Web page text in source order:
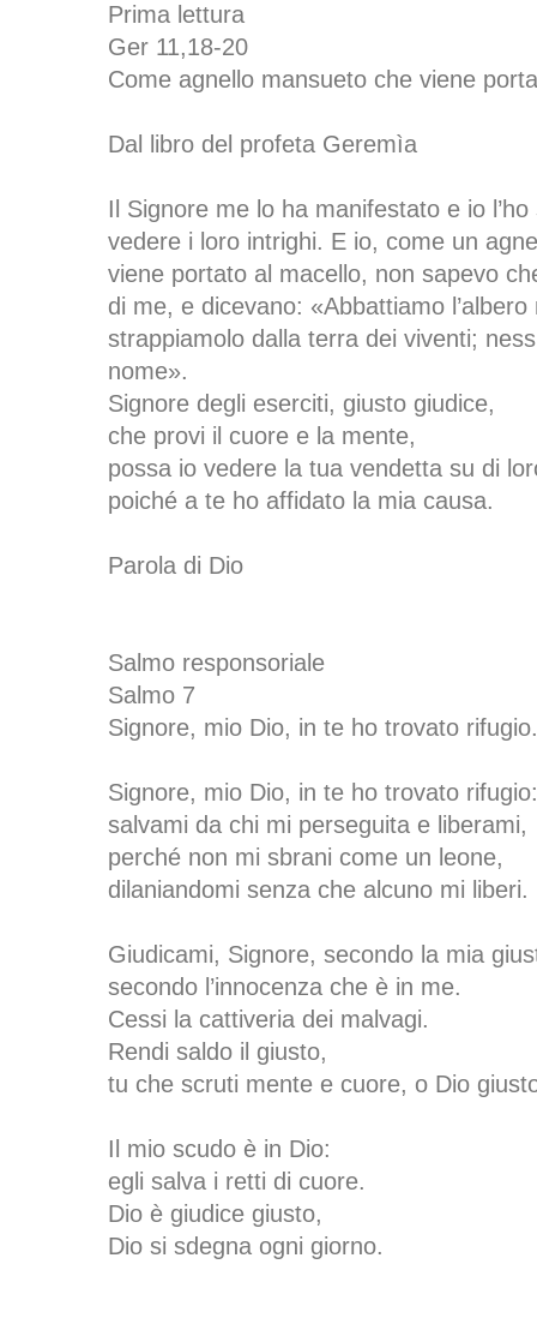
Prima lettura
Ger 11,18-20
Come agnello mansueto che viene
Dal libro del profeta Geremìa
Il Signore me lo ha manifestato e io
vedere i loro intrighi. E io, come un
viene portato al macello, non sapevo
di me, e dicevano: «Abbattiamo
strappiamolo dalla terra dei viventi;
nome».
Signore degli eserciti, giusto giudice,
che provi il cuore e la mente,
possa io vedere la tua vendetta su di
poiché a te ho affidato la mia causa.
Parola di Dio
Salmo responsoriale
Salmo 7
Signore, mio Dio, in te ho trovato rifugio.
Signore, mio Dio, in te ho trovato rifugio:
salvami da chi mi perseguita e liberami,
perché non mi sbrani come un leone,
dilaniandomi senza che alcuno mi liberi.
Giudicami, Signore, secondo la mia
secondo l’innocenza che è in me.
Cessi la cattiveria dei malvagi.
Rendi saldo il giusto,
tu che scruti mente e cuore, o Dio
Il mio scudo è in Dio:
egli salva i retti di cuore.
Dio è giudice giusto,
Dio si sdegna ogni giorno.